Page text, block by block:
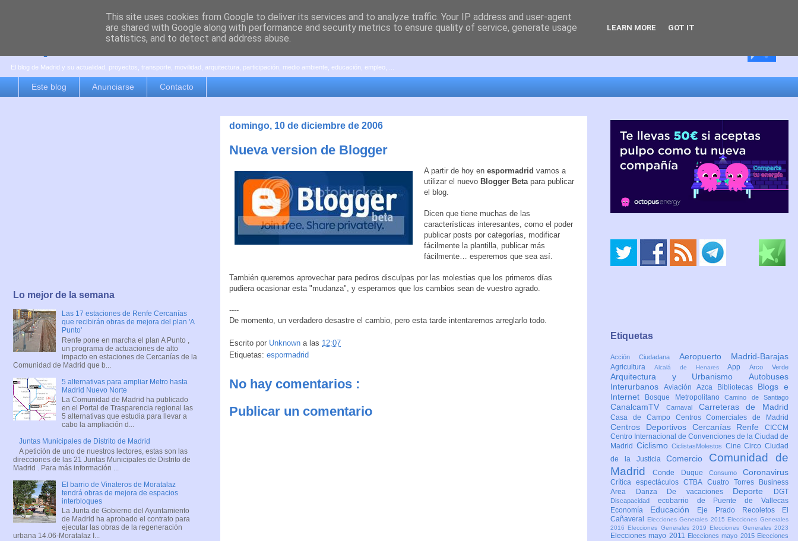
es por madrid
El blog de Madrid y su actualidad, proyectos, transporte, movilidad, arquitectura, participación, medio ambiente, educación, empleo, ...
Este blog Anunciarse Contacto
domingo, 10 de diciembre de 2006
Nueva version de Blogger
A partir de hoy en espormadrid vamos a
utilizar el nuevo Blogger Beta para publicar
el blog.
Dicen que tiene muchas de las
características interesantes, como el poder
publicar posts por categorías, modificar
fácilmente la plantilla, publicar más
fácilmente… esperemos que sea así.
También queremos aprovechar para pediros disculpas por las molestias que los primeros días
pudiera ocasionar esta "mudanza", y esperamos que los cambios sean de vuestro agrado.
----
De momento, un verdadero desastre el cambio, pero esta tarde intentaremos arreglarlo todo.
Escrito por Unknown a las 12:07
Etiquetas: espormadrid
No hay comentarios :
Publicar un comentario
Lo mejor de la semana
Las 17 estaciones de Renfe Cercanías
que recibirán obras de mejora del plan 'A
Punto'
Renfe pone en marcha el plan A Punto ,
un programa de actuaciones de alto
impacto en estaciones de Cercanías de la
Comunidad de Madrid que b...
5 alternativas para ampliar Metro hasta
Madrid Nuevo Norte
La Comunidad de Madrid ha publicado
en el Portal de Trasparencia regional las
5 alternativas que estudia para llevar a
cabo la ampliación d...
Juntas Municipales de Distrito de Madrid
A petición de uno de nuestros lectores, estas son las
direcciones de las 21 Juntas Municipales de Distrito de
Madrid . Para más información ...
El barrio de Vinateros de Moratalaz
tendrá obras de mejora de espacios
interbloques
La Junta de Gobierno del Ayuntamiento
de Madrid ha aprobado el contrato para
ejecutar las obras de la regeneración
urbana 14.06-Moratalaz I...
Etiquetas
Acción Ciudadana Aeropuerto Madrid-Barajas
Agricultura Alcalá de HenaresAppArco Verde
Arquitectura y Urbanismo Autobuses
Interurbanos Aviación Azca Bibliotecas Blogs e
Internet
Bosque MetropolitanoCamino de Santiago
CanalcamTV Carnaval Carreteras de Madrid
Casa de Campo Centros Comerciales de Madrid
Centros Deportivos Cercanías Renfe CICCM
Centro Internacional de Convenciones de la Ciudad de
Madrid CiclismoCiclistasMolestos CineCircoCiudad
de la JusticiaComercio Comunidad de
MadridConde Duque Consumo Coronavirus
Crítica espectáculosCTBA Cuatro Torres Business
Area
Danza De vacaciones Deporte DGT
Discapacidad ecobarrio de Puente de Vallecas
Economía Educación Eje Prado Recoletos
El
Cañaveral
Elecciones Generales 2015 Elecciones Generales
2016 Elecciones Generales 2019 Elecciones Generales 2023
Elecciones mayo 2011 Elecciones mayo 2015 Elecciones
This site uses cookies from Google to deliver its services and to analyze traffic. Your IP address and user-agent
are shared with Google along with performance and security metrics to ensure quality of service, generate usage
statistics, and to detect and address abuse.
LEARN MORE GOT IT